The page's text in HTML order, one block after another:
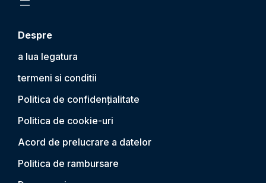
Despre
a lua legatura
termeni si conditii
Politica de confidențialitate
Politica de cookie-uri
Acord de prelucrare a datelor
Politica de rambursare